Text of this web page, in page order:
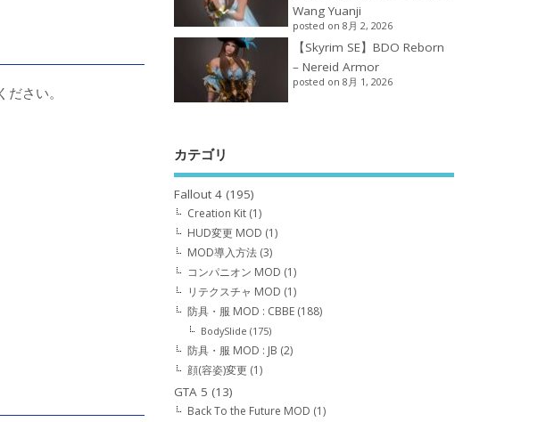
さい。
Wang Yuanji
posted on 8月 2, 2026
【Skyrim SE】BDO Reborn
– Nereid Armor
posted on 8月 1, 2026
カテゴリ
Fallout 4 (195)
Creation Kit (1)
HUD変更 MOD (1)
MOD導入方法 (3)
コンパニオン MOD (1)
リテクスチャ MOD (1)
防具・服 MOD : CBBE (188)
BodySlide (175)
防具・服 MOD : JB (2)
顔(容姿)変更 (1)
GTA 5 (13)
Back To the Future MOD (1)